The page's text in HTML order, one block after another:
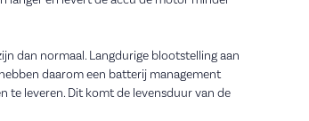
dan normaal. Langdurige blootstelling aan
daarom een batterij management
te leveren. Dit komt de levensduur van de